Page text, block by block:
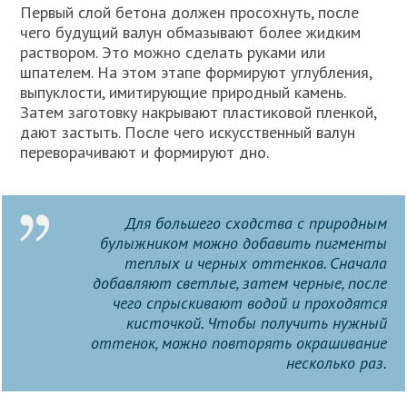
Первый слой бетона должен просохнуть, после
чего будущий валун обмазывают более жидким
раствором. Это можно сделать руками или
шпателем. На этом этапе формируют углубления,
выпуклости, имитирующие природный камень.
Затем заготовку накрывают пластиковой пленкой,
дают застыть. После чего искусственный валун
переворачивают и формируют дно.
Для большего сходства с природным
булыжником можно добавить пигменты
теплых и черных оттенков. Сначала
добавляют светлые, затем черные, после
чего спрыскивают водой и проходятся
кисточкой. Чтобы получить нужный
оттенок, можно повторять окрашивание
несколько раз.